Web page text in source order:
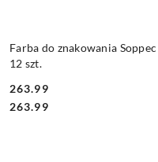
Farba do znakowania
12 szt.
Cena:
263.99
Cena:
263.99